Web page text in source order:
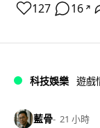
127 16 ↗
科技娛樂 遊戲
藍骨 21 小時